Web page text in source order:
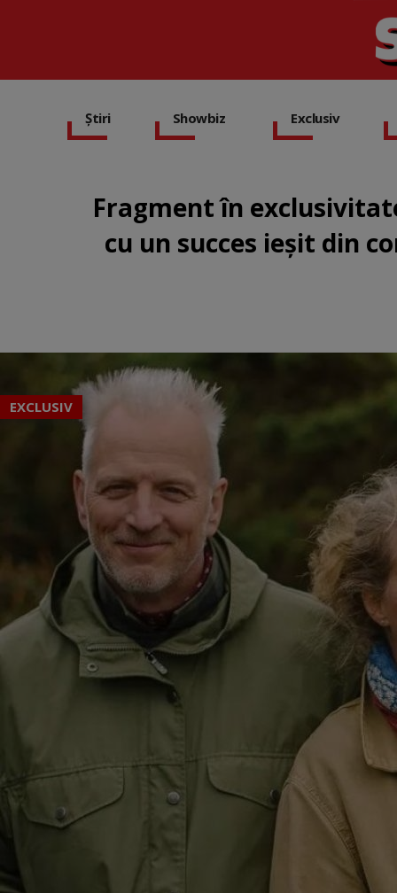
Știri Showbiz Exclusiv
Fragment în
cu un succes ieșit din
EXCLUSIV